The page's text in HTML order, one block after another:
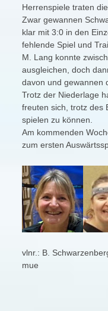
Herrenspiele traten
Zwar gewannen
klar mit 3:0 in den
fehlende Spiel und
M. Lang konnte
ausgleichen, doch
davon und gewannen
Trotz der Niederlage
freuten sich, trotz des
spielen zu können.
Am kommenden
zum ersten
vlnr.: B.
mue